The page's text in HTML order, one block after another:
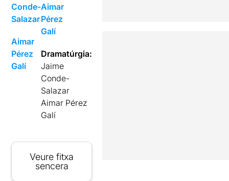
Conde-
Salazar
Aimar
Pérez
Galí
Aimar
Pérez
Galí
Dramatúrgia:
Jaime
Conde-
Salazar
Aimar Pérez
Galí
Veure fitxa
sencera